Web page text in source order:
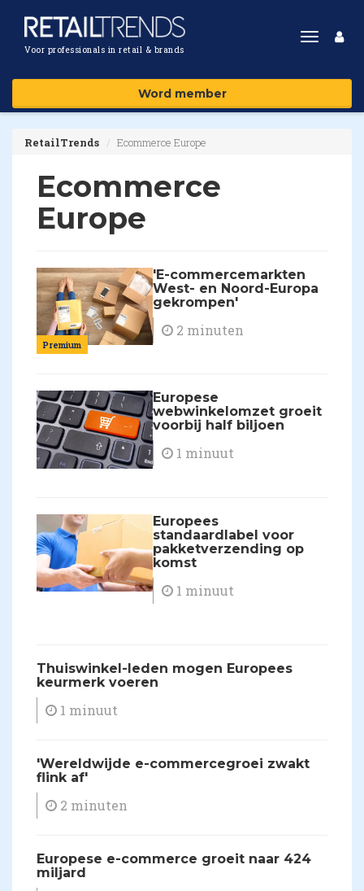
Voor professionals in retail & brands
Toggle
Word member
RetailTrends Ecommerce Europe
Ecommerce
Europe
Premium
'E-commercemarkten
West- en Noord-Europa
gekrompen'
2 minuten
Europese
webwinkelomzet groeit
voorbij half biljoen
1 minuut
​Europees
standaardlabel voor
pakketverzending op
komst
1 minuut
​Thuiswinkel-leden mogen Europees
keurmerk voeren
1 minuut
'Wereldwijde e-commercegroei zwakt
flink af'
2 minuten
​Europese e-commerce groeit naar 424
miljard